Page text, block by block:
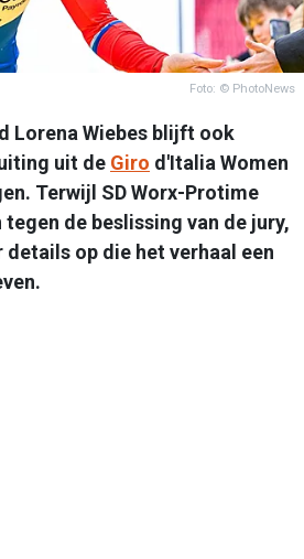
Foto: © PhotoNews
Lorena Wiebes blijft ook
uit de Giro d'Italia Women
Terwijl SD Worx-Protime
de beslissing van de jury,
op die het verhaal een